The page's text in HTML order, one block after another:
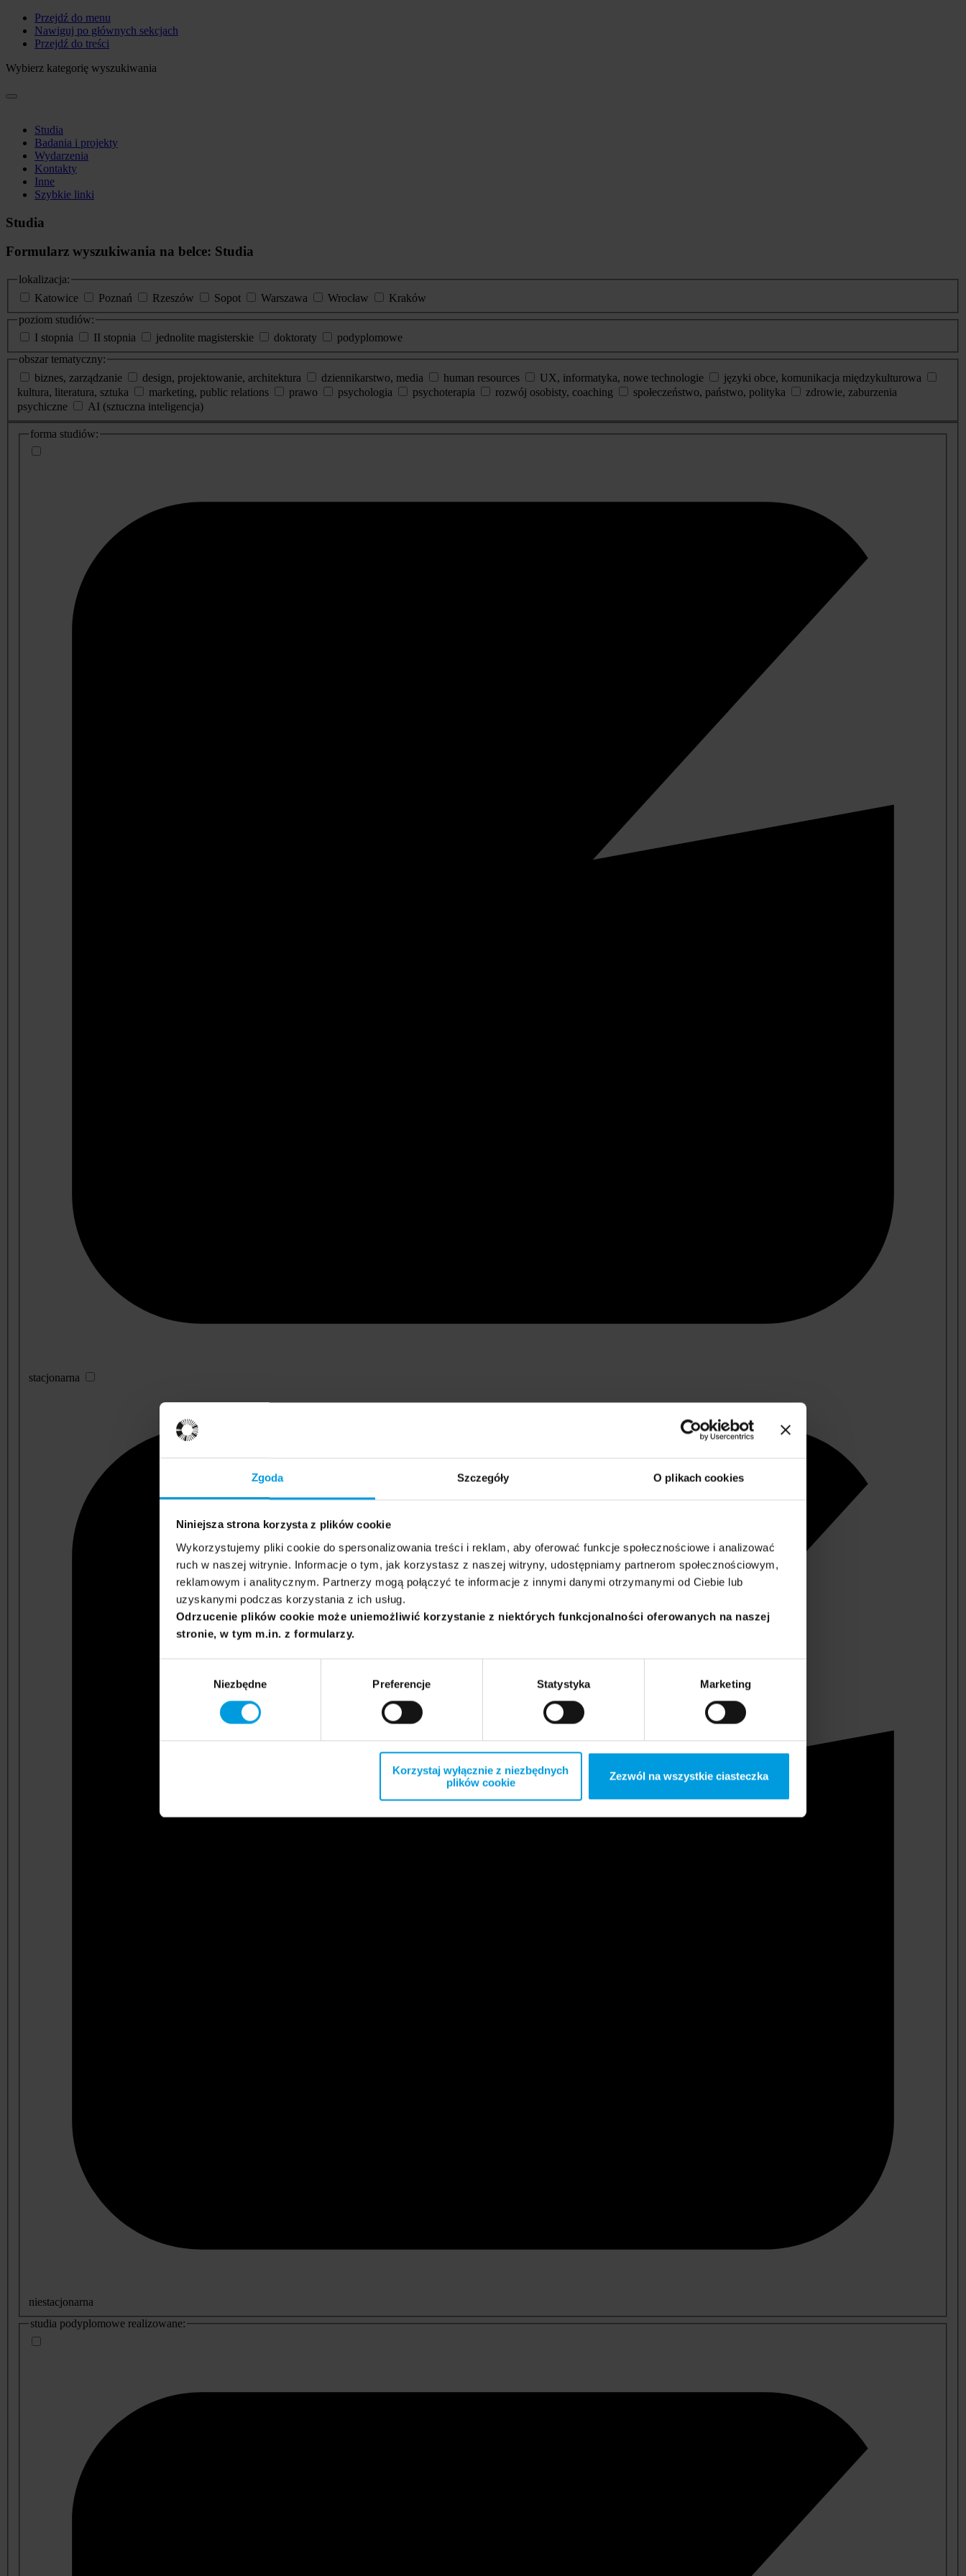
Zgoda Szczegóły O plikach cookies
Niniejsza strona korzysta z plików cookie
Wykorzystujemy pliki cookie do spersonalizowania treści i reklam, aby oferować funkcje społecznościowe i analizować
ruch w naszej witrynie. Informacje o tym, jak korzystasz z naszej witryny, udostępniamy partnerom społecznościowym,
reklamowym i analitycznym. Partnerzy mogą połączyć te informacje z innymi danymi otrzymanymi od Ciebie lub
uzyskanymi podczas korzystania z ich usług.
Odrzucenie plików cookie może uniemożliwić korzystanie z niektórych funkcjonalności oferowanych na naszej
stronie, w tym m.in. z formularzy.
Niezbędne Preferencje Statystyka Marketing
Korzystaj wyłącznie z niezbędnych
plików cookie
Zezwól na wszystkie ciasteczka
Przejdź do menu
Nawiguj po głównych sekcjach
Przejdź do treści
Wybierz kategorię wyszukiwania
Studia
Badania i projekty
Wydarzenia
Kontakty
Inne
Szybkie linki
Studia
Formularz wyszukiwania na belce: Studia
lokalizacja:
Katowice
Poznań Rzeszów Sopot Warszawa Wrocław
Kraków
poziom studiów:
I stopnia
II stopnia jednolite magisterskie doktoraty
podyplomowe
obszar tematyczny:
biznes, zarządzanie
design, projektowanie, architektura dziennikarstwo, media human resources UX, informatyka, nowe technologie
języki obce, komunikacja międzykulturowa
kultura, literatura, sztuka
marketing, public relations prawo psychologia psychoterapia rozwój osobisty, coaching społeczeństwo, państwo, polityka
zdrowie, zaburzenia
psychiczne
AI (sztuczna inteligencja)
dodatkowe
informacje
forma studiów:
stacjonarna
niestacjonarna
studia podyplomowe realizowane: